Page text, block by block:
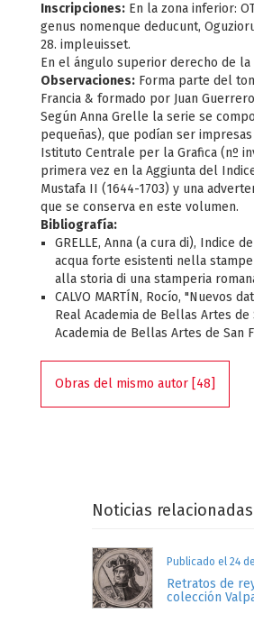
Inscripciones: En la zona inferior:
genus nomenque deducunt,
28. impleuisset.
En el ángulo superior derecho de la
Observaciones: Forma parte del
Francia & formado por Juan
Según Anna Grelle la serie se
pequeñas), que podían ser
Istituto Centrale per la Grafica (nº
primera vez en la Aggiunta del
Mustafa II (1644-1703) y una
que se conserva en este volumen.
Bibliografía:
GRELLE, Anna (a cura di), Indice
acqua forte esistenti nella
alla storia di una stamperia
CALVO MARTÍN, Rocío, "Nuevos
Real Academia de Bellas Artes
Academia de Bellas Artes de San
Obras del mismo autor [48]
Noticias relacionadas
Publicado el 24
Retratos de
colección